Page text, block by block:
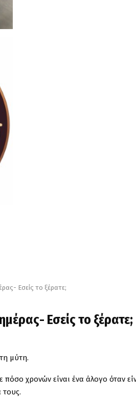
Εσείς το ξέρατε;
Εσείς το ξέρατε;
μύτη.
χρονών είναι ένα άλογο όταν